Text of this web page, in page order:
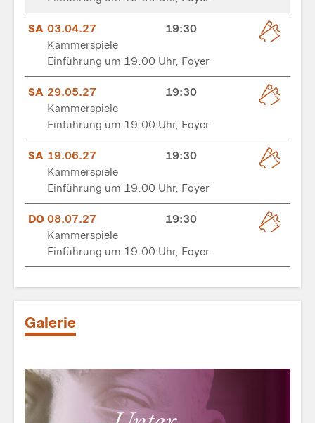
SA 03.04.27
19:30
Kammerspiele
Einführung um 19.00 Uhr, Foyer
SA 29.05.27
19:30
Kammerspiele
Einführung um 19.00 Uhr, Foyer
SA 19.06.27
19:30
Kammerspiele
Einführung um 19.00 Uhr, Foyer
DO 08.07.27
19:30
Kammerspiele
Einführung um 19.00 Uhr, Foyer
Galerie